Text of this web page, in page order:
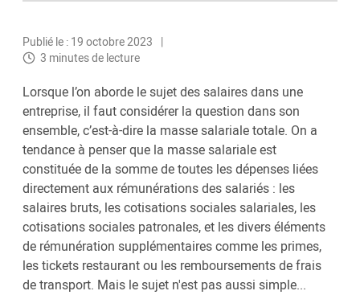
Publié le : 19 octobre 2023
3 minutes de lecture
Lorsque l’on aborde le sujet des salaires dans une
entreprise, il faut considérer la question dans son
ensemble, c’est-à-dire la masse salariale totale. On a
tendance à penser que la masse salariale est
constituée de la somme de toutes les dépenses liées
directement aux rémunérations des salariés : les
salaires bruts, les cotisations sociales salariales, les
cotisations sociales patronales, et les divers éléments
de rémunération supplémentaires comme les primes,
les tickets restaurant ou les remboursements de frais
de transport. Mais le sujet n'est pas aussi simple...